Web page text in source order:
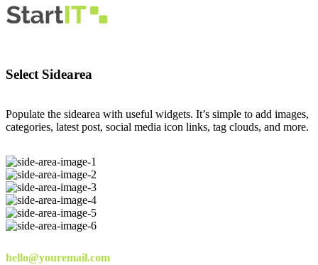
Select Sidearea
Populate the sidearea with useful widgets. It’s simple to add images,
categories, latest post, social media icon links, tag clouds, and more.
hello@youremail.com